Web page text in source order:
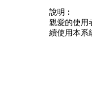
說明︰
親愛的使用
續使用本系